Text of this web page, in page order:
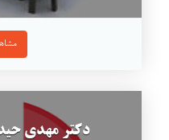
دکتر مهدی